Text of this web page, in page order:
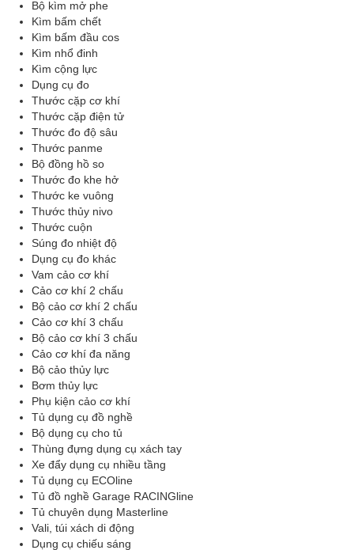
Bộ kìm mở phe
Kìm bấm chết
Kìm bấm đầu cos
Kìm nhổ đinh
Kìm cộng lực
Dụng cụ đo
Thước cặp cơ khí
Thước cặp điện tử
Thước đo độ sâu
Thước panme
Bộ đồng hồ so
Thước đo khe hở
Thước ke vuông
Thước thủy nivo
Thước cuộn
Súng đo nhiệt độ
Dụng cụ đo khác
Vam cảo cơ khí
Cảo cơ khí 2 chấu
Bộ cảo cơ khí 2 chấu
Cảo cơ khí 3 chấu
Bộ cảo cơ khí 3 chấu
Cảo cơ khí đa năng
Bộ cảo thủy lực
Bơm thủy lực
Phụ kiện cảo cơ khí
Tủ dụng cụ đồ nghề
Bộ dụng cụ cho tủ
Thùng đựng dụng cụ xách tay
Xe đẩy dụng cụ nhiều tầng
Tủ dụng cụ ECOline
Tủ đồ nghề Garage RACINGline
Tủ chuyên dụng Masterline
Vali, túi xách di động
Dụng cụ chiếu sáng